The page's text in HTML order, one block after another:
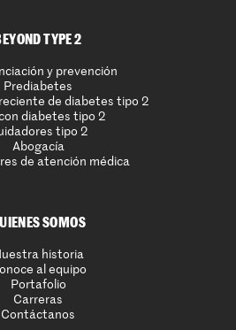
TYPE 2
y prevención
Prediabetes
de diabetes tipo 2
diabetes tipo 2
tipo 2
Abogacía
de atención médica
SOMOS
historia
al equipo
Portafolio
Carreras
Contáctanos